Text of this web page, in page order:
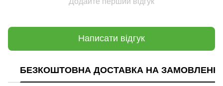
Написати відгук
БЕЗКОШТОВНА ДОСТАВКА НА ЗАМОВЛЕННЯ